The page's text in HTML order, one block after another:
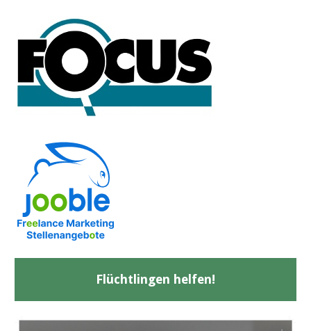
Flüchtlingen helfen!